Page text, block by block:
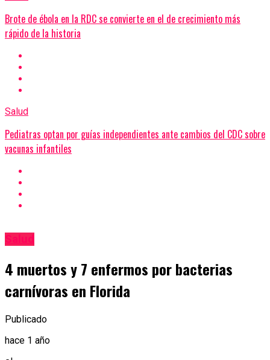
Brote de ébola en la RDC se convierte en el de crecimiento más
rápido de la historia
Salud
Pediatras optan por guías independientes ante cambios del CDC sobre
vacunas infantiles
Salud
4 muertos y 7 enfermos por bacterias
carnívoras en Florida
Publicado
hace 1 año